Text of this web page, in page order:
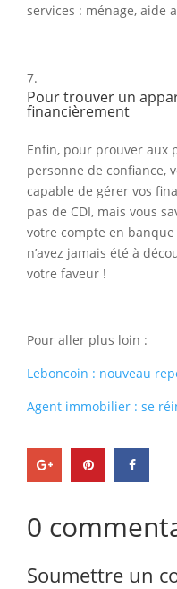
services : ménage, aide
Pour trouver un
financièrement
Enfin, pour prouver aux
personne de confiance,
capable de gérer vos
pas de CDI, mais vous
votre compte en
n’avez jamais été à
votre faveur !
Pour aller plus loin :
Leboncoin : nouveau
Agent immobilier : se
0
Soumettre un